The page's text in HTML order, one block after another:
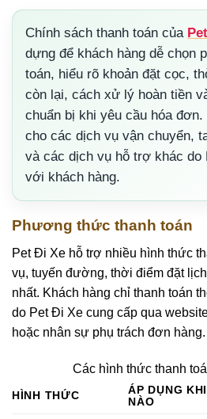
Chính sách thanh toán của
dựng để khách hàng dễ chọn
toán, hiểu rõ khoản đặt cọc,
còn lại, cách xử lý hoàn tiền
chuẩn bị khi yêu cầu hóa đơn.
cho các dịch vụ vận chuyển,
và các dịch vụ hỗ trợ khác do
với khách hàng.
Phương thức thanh toán
Pet Đi Xe hỗ trợ nhiều hình thức
vụ, tuyến đường, thời điểm đặt
nhất. Khách hàng chỉ thanh toán
do Pet Đi Xe cung cấp qua
hoặc nhân sự phụ trách đơn hàng.
Các hình thức thanh
HÌNH THỨC
ÁP DỤNG KHI
NÀO